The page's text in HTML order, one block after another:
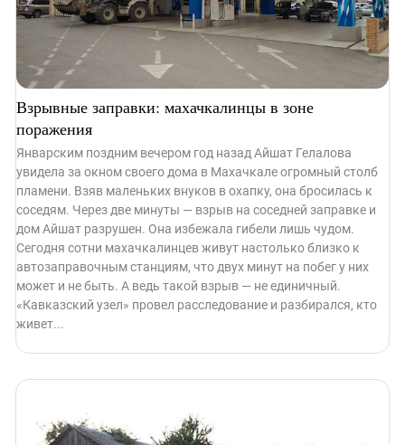
Взрывные заправки: махачкалинцы в зоне
поражения
Январским поздним вечером год назад Айшат Гелалова
увидела за окном своего дома в Махачкале огромный столб
пламени. Взяв маленьких внуков в охапку, она бросилась к
соседям. Через две минуты — взрыв на соседней заправке и
дом Айшат разрушен. Она избежала гибели лишь чудом.
Сегодня сотни махачкалинцев живут настолько близко к
автозаправочным станциям, что двух минут на побег у них
может и не быть. А ведь такой взрыв — не единичный.
«Кавказский узел» провел расследование и разбирался, кто
живет...